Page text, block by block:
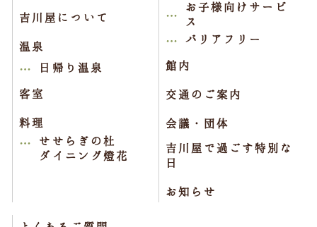
吉川屋について
温泉
日帰り温泉
客室
料理
せせらぎの杜
ダイニング燈花
お子様向けサービ
ス
バリアフリー
館内
交通のご案内
会議・団体
吉川屋で過ごす特別な
日
お知らせ